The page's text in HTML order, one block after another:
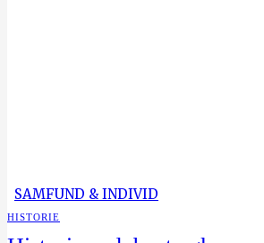
SAMFUND & INDIVID
HISTORIE